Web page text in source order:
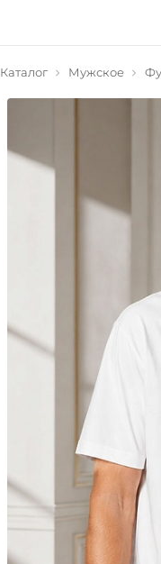
Каталог Мужское